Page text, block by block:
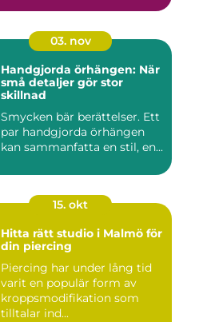
03. nov
Handgjorda örhängen: När
små detaljer gör stor
skillnad
Smycken bär berättelser. Ett
par handgjorda örhängen
kan sammanfatta en stil, en...
15. okt
Hitta rätt studio i Malmö för
din piercing
Piercing har under lång tid
varit en populär form av
kroppsmodifikation som
tilltalar ind...